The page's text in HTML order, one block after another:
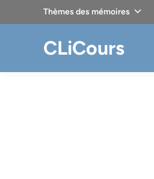
Thèmes des mémoires
CLiCours